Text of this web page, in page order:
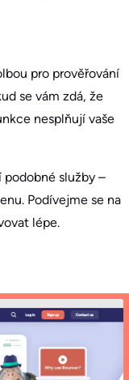
pro prověřování
se vám zdá, že
nesplňují vaše
služby –
Podívejme se na
lépe.